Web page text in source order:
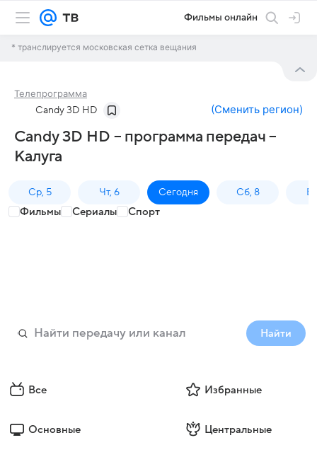
Фильмы онлайн
* транслируется московская сетка вещания
Телепрограмма
Candy 3D HD (Сменить регион)
Candy 3D HD – программа передач –
Калуга
Ср, 5 Чт, 6 Сегодня Сб, 8
Фильмы Сериалы Спорт
Найти
Все Избранные
Основные Центральные